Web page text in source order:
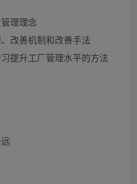
理理念
改善机制和改善手法
提升工厂管理水平的方法